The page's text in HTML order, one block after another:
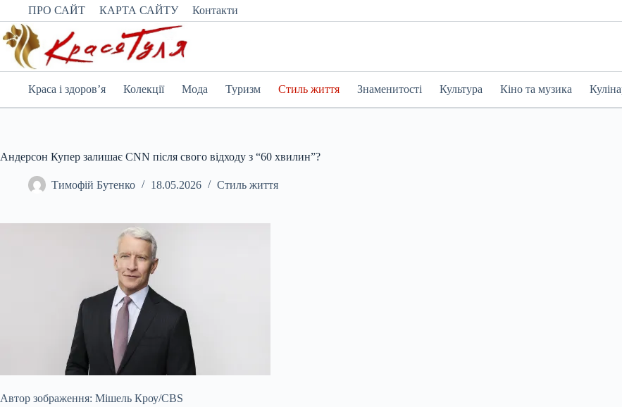
Перейти
вмісту
ПРО САЙТ КАРТА САЙТУ Контакти
Краса і здоров’я Колекції Мода Туризм Стиль життя Знаменитості Культура Кіно та музика
Андерсон Купер залишає CNN після свого відходу з “60 хвилин”?
Тимофій Бутенко 18.05.2026 Стиль життя
Автор зображення: Мішель Кроу/CBS